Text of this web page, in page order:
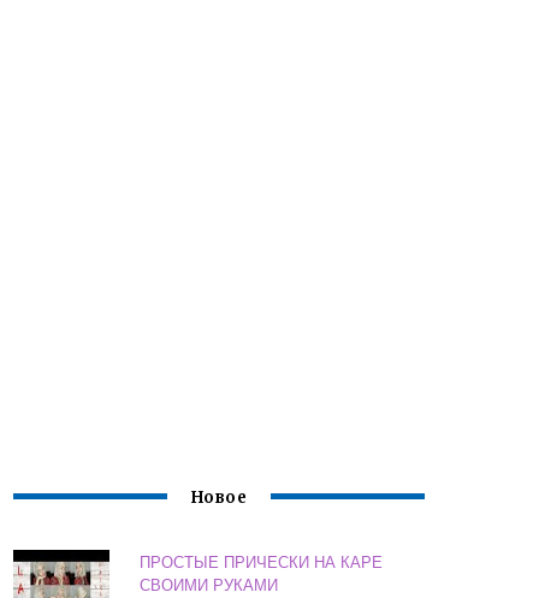
Новое
ПРОСТЫЕ ПРИЧЕСКИ НА КАРЕ
СВОИМИ РУКАМИ